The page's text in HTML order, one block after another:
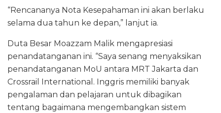
“Rencananya Nota Kesepahaman ini akan berlaku
selama dua tahun ke depan,” lanjut ia.
Duta Besar Moazzam Malik mengapresiasi
penandatanganan ini. “Saya senang menyaksikan
penandatanganan MoU antara MRT Jakarta dan
Crossrail International. Inggris memiliki banyak
pengalaman dan pelajaran untuk dibagikan
tentang bagaimana mengembangkan sistem